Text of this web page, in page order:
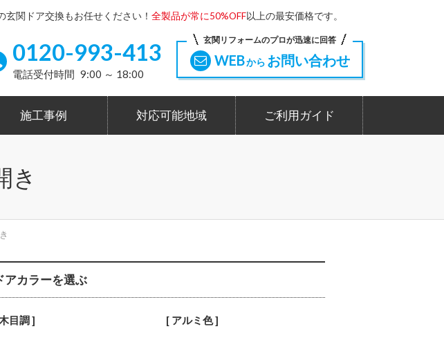
関ドア交換もお任せください！ 全製品が常に50%OFF以上の最安価格です。
WEBから お問い合わせ
玄関リフォームのプロが迅速に回答
0120-993-413
電話受付時間 9:00 ～ 18:00
施工事例 対応可能地域 ご利用ガイド
き
アカラーを選ぶ
目調 ] [ アルミ色 ]